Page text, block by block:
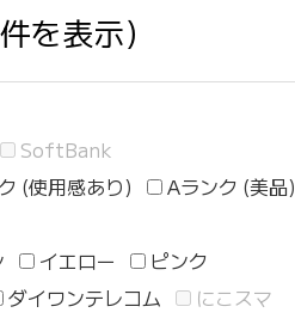
を表示）
SoftBank
(使用感あり) Aランク (美品)
イエロー
ピンク
ダイワンテレコム にこスマ